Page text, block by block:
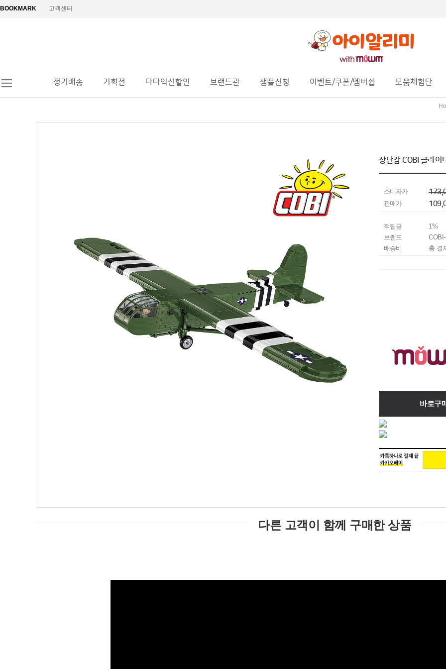
BOOKMARK 고객센터
정기배송 기획전 다다익선할인 브랜드관 샘플신청 이벤트/쿠폰/멤버쉽 모움체험단
장난감 COBI 글라
소비자가
판매가
적립금
1%
브랜드
배송비
총 결
바로구
다른 고객이 함께 구매한 상품